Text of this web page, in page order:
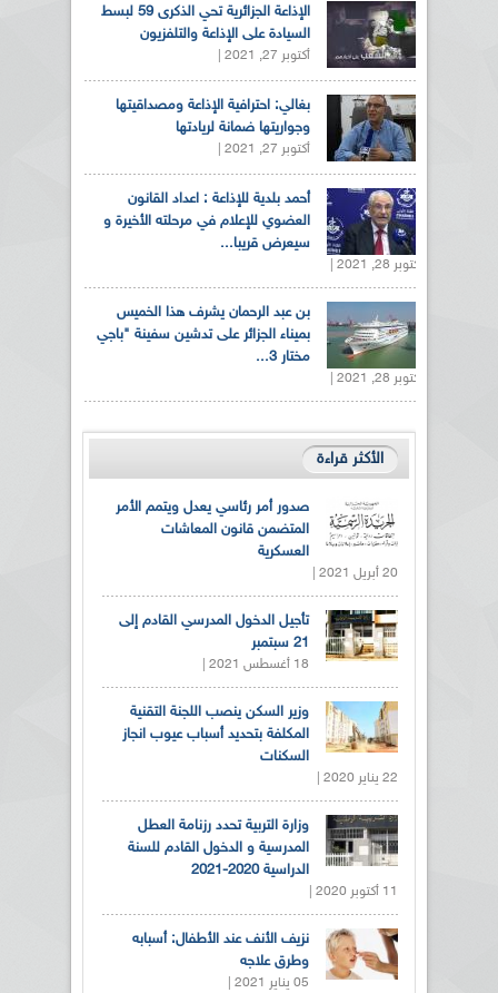
الإذاعة الجزائرية تحي الذكرى 59 لبسط
السيادة على الإذاعة والتلفزيون
أكتوبر 27, 2021 |
بغالي: احترافية الإذاعة ومصداقيتها
وجواريتها ضمانة لريادتها
أكتوبر 27, 2021 |
أحمد بلدية للإذاعة : اعداد القانون
العضوي للإعلام في مرحلته الأخيرة و
سيعرض قريبا...
أكتوبر 28, 2021 |
بن عبد الرحمان يشرف هذا الخميس
بميناء الجزائر على تدشين سفينة "باجي
مختار 3...
أكتوبر 28, 2021 |
الأكثر قراءة
صدور أمر رئاسي يعدل ويتمم الأمر
المتضمن قانون المعاشات
العسكرية
20 أبريل 2021 |
تأجيل الدخول المدرسي القادم إلى
21 سبتمبر
18 أغسطس 2021 |
وزير السكن ينصب اللجنة التقنية
المكلفة بتحديد أسباب عيوب انجاز
السكنات
22 يناير 2020 |
وزارة التربية تحدد رزنامة العطل
المدرسية و الدخول القادم للسنة
الدراسية 2020-2021
11 أكتوبر 2020 |
نزيف الأنف عند الأطفال: أسبابه
وطرق علاجه
05 يناير 2021 |